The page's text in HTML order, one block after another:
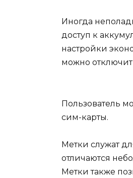
Иногда
доступ к
настройки
можно
Пользователь
сим-карты.
Метки служат
отличаются
Метки также